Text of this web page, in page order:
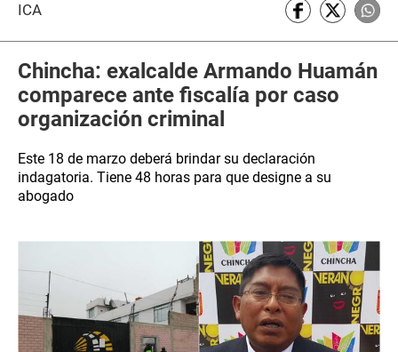
ICA
Chincha: exalcalde Armando Huamán
comparece ante fiscalía por caso
organización criminal
Este 18 de marzo deberá brindar su declaración
indagatoria. Tiene 48 horas para que designe a su
abogado